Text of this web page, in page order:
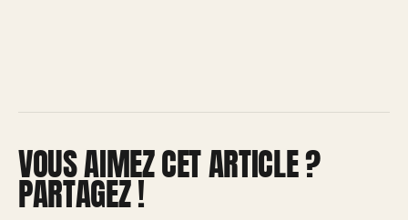
VOUS AIMEZ CET ARTICLE ?
PARTAGEZ !